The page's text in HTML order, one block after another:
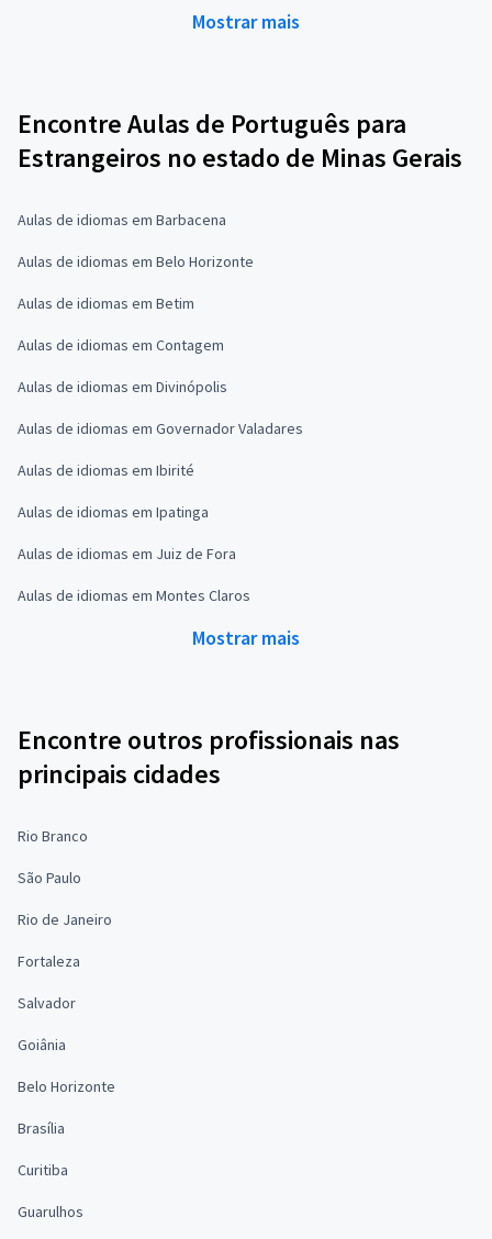
Mostrar mais
Encontre Aulas de Português para
Estrangeiros no estado de Minas Gerais
Aulas de idiomas em Barbacena
Aulas de idiomas em Belo Horizonte
Aulas de idiomas em Betim
Aulas de idiomas em Contagem
Aulas de idiomas em Divinópolis
Aulas de idiomas em Governador Valadares
Aulas de idiomas em Ibirité
Aulas de idiomas em Ipatinga
Aulas de idiomas em Juiz de Fora
Aulas de idiomas em Montes Claros
Mostrar mais
Encontre outros profissionais nas
principais cidades
Rio Branco
São Paulo
Rio de Janeiro
Fortaleza
Salvador
Goiânia
Belo Horizonte
Brasília
Curitiba
Guarulhos